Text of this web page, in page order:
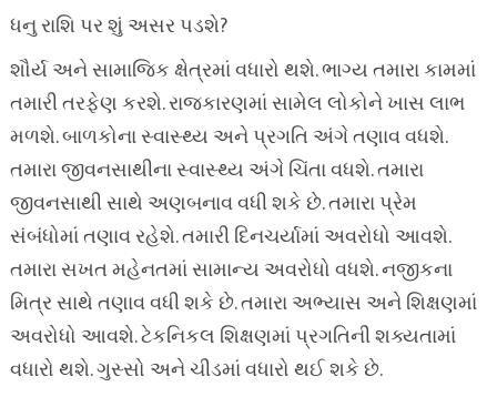
ધનુ રાશિ પર શું અસર પડશે?
શૌર્ય અને સામાજિક ક્ષેત્રમાં વધારો થશે. ભાગ્ય તમારા કામમાં
તમારી તરફેણ કરશે. રાજકારણમાં સામેલ લોકોને ખાસ લાભ
મળશે. બાળકોના સ્વાસ્થ્ય અને પ્રગતિ અંગે તણાવ વધશે.
તમારા જીવનસાથીના સ્વાસ્થ્ય અંગે ચિંતા વધશે. તમારા
જીવનસાથી સાથે અણબનાવ વધી શકે છે. તમારા પ્રેમ
સંબંધોમાં તણાવ રહેશે. તમારી દિનચર્યામાં અવરોધો આવશે.
તમારા સખત મહેનતમાં સામાન્ય અવરોધો વધશે. નજીકના
મિત્ર સાથે તણાવ વધી શકે છે. તમારા અભ્યાસ અને શિક્ષણમાં
અવરોધો આવશે. ટેકનિકલ શિક્ષણમાં પ્રગતિની શક્યતામાં
વધારો થશે. ગુસ્સો અને ચીડમાં વધારો થઈ શકે છે.